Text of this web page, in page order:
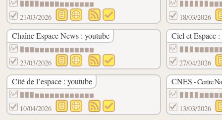
▉▉▉▉▇▇▇▇▆▆▆▆▆▆▆
21/03/2026 18/03/2026
Chaîne Espace News : youtube
▉▇▇▆▆▆▆▆▆▆▆▆▆▆▆
23/03/2026
Ciel et Espace
27/04/2026
Cité de l’espace : youtube
▉▉▉▆▆▆▆▆▆▆▆▆▆▆▆
10/04/2026
CNES - Centre
13/03/2026